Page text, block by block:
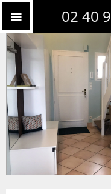
02 40
Meubles